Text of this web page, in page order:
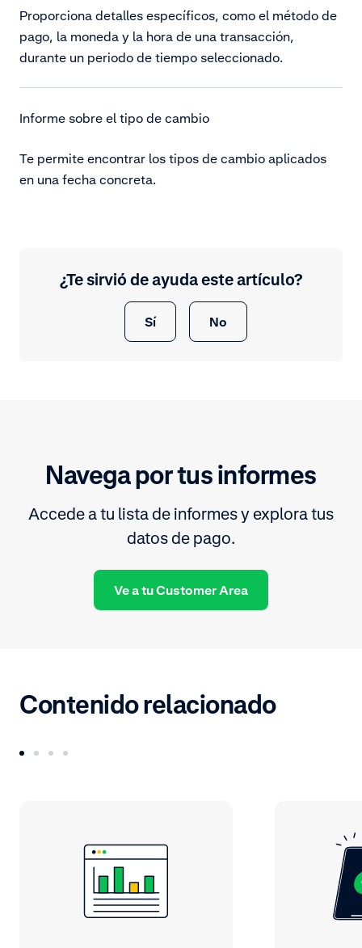
Proporciona detalles específicos, como el método de
pago, la moneda y la hora de una transacción,
durante un periodo de tiempo seleccionado.
Informe sobre el tipo de cambio
Te permite encontrar los tipos de cambio aplicados
en una fecha concreta.
¿Te sirvió de ayuda este artículo?
Sí No
Navega por tus informes
Accede a tu lista de informes y explora tus
datos de pago.
Ve a tu Customer Area
Contenido relacionado